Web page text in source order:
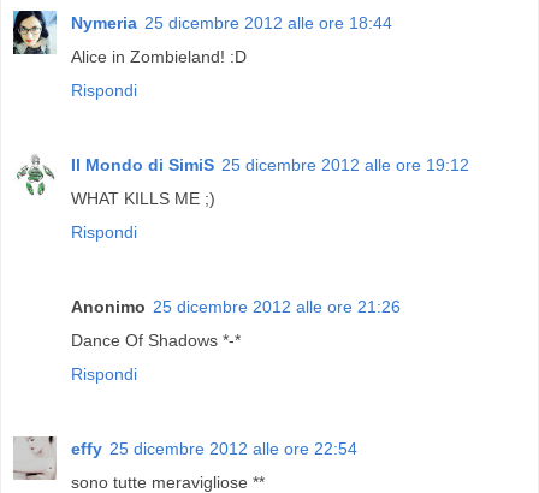
Nymeria 25 dicembre 2012 alle ore 18:44
Alice in Zombieland! :D
Rispondi
Il Mondo di SimiS 25 dicembre 2012 alle ore 19:12
WHAT KILLS ME ;)
Rispondi
Anonimo 25 dicembre 2012 alle ore 21:26
Dance Of Shadows *-*
Rispondi
effy 25 dicembre 2012 alle ore 22:54
sono tutte meravigliose **